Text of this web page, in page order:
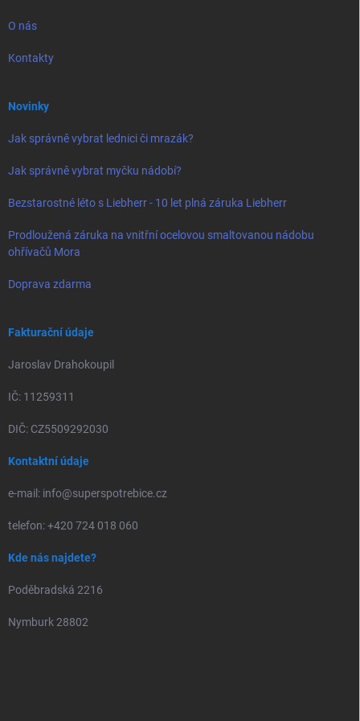
O nás
Kontakty
Novinky
Jak správně vybrat lednici či mrazák?
Jak správně vybrat myčku nádobí?
Bezstarostné léto s Liebherr - 10 let plná záruka Liebherr
Prodloužená záruka na vnitřní ocelovou smaltovanou nádobu
ohřívačů Mora
Doprava zdarma
Fakturační údaje
Jaroslav Drahokoupil
IČ: 11259311
DIČ: CZ5509292030
Kontaktní údaje
e-mail: info@superspotrebice.cz
telefon: +420 724 018 060
Kde nás najdete?
Poděbradská 2216
Nymburk 28802